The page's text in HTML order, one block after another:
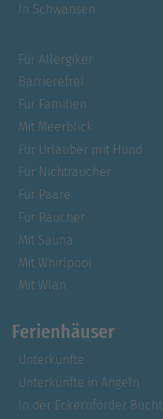
In Schwansen
Für Allergiker
Barrierefrei
Für Familien
Mit Meerblick
Für Urlauber mit Hund
Für Nichtraucher
Für Paare
Für Raucher
Mit Sauna
Mit Whirlpool
Mit Wlan
Ferienhäuser
Unterkünfte
Unterkünfte in Angeln
In der Eckernförder Bucht